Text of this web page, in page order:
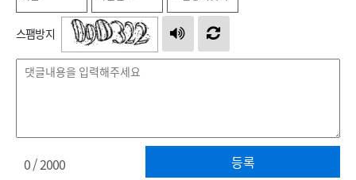
스팸방지
등록
0/ 2000